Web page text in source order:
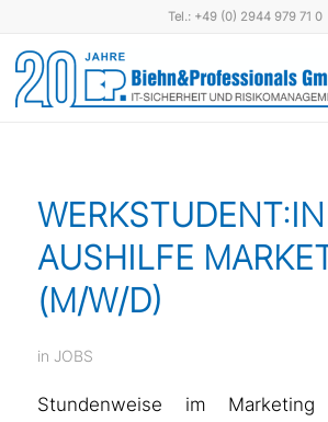
Tel.: +49 (0) 2944 979 71 0
AUSHILFE
(M/W/D)
in JOBS
Stundenweise im Marketing